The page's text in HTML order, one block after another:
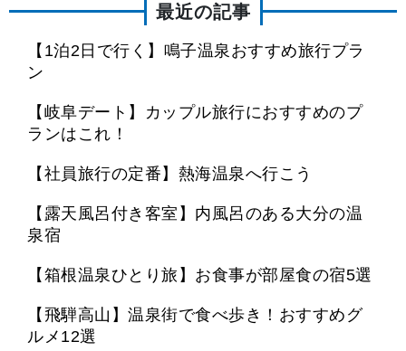
最近の記事
【1泊2日で行く】鳴子温泉おすすめ旅行プラ
ン
【岐阜デート】カップル旅行におすすめのプ
ランはこれ！
【社員旅行の定番】熱海温泉へ行こう
【露天風呂付き客室】内風呂のある大分の温
泉宿
【箱根温泉ひとり旅】お食事が部屋食の宿5選
【飛騨高山】温泉街で食べ歩き！おすすめグ
ルメ12選